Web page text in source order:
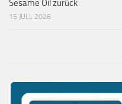
Sesame Oil zurück
15 JULI, 2026